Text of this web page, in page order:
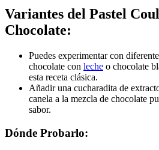
Variantes del Pastel
Chocolate:
Puedes experimentar con
chocolate con leche o chocolate
esta receta clásica.
Añadir una cucharadita de
canela a la mezcla de chocolate
sabor.
Dónde Probarlo: